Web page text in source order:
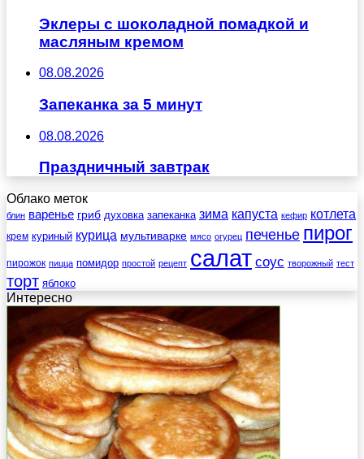
Эклеры с шоколадной помадкой и
масляным кремом
08.08.2026
Запеканка за 5 минут
08.08.2026
Праздничный завтрак
Облако меток
блин варенье гриб духовка запеканка зима капуста кефир котлета
крем куриный курица мультиварке мясо огурец печенье пирог
пирожок пицца помидор простой рецепт салат соус творожный тест
торт яблоко
Интересно